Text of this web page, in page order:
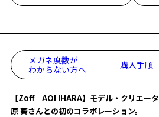
メガネ度数が
わからない方へ
購入手順
【Zoff｜AOI IHARA】モデル・クリエー
原 葵さんとの初のコラボレーション。